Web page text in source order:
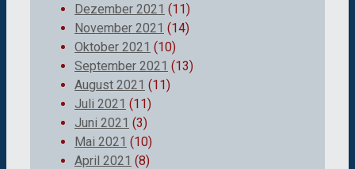
Dezember 2021 (11)
November 2021 (14)
Oktober 2021 (10)
September 2021 (13)
August 2021 (11)
Juli 2021 (11)
Juni 2021 (3)
Mai 2021 (10)
April 2021 (8)